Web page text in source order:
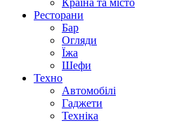
Країна та місто
Ресторани
Бар
Огляди
Їжа
Шефи
Техно
Автомобілі
Гаджети
Техніка